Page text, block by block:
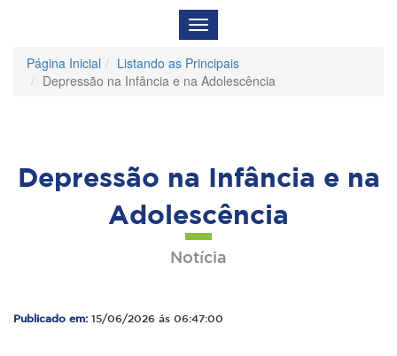
Menu
de
Navegação
Página Inicial
Listando as Principais
Depressão na Infância e na Adolescência
Depressão na Infância e na
Adolescência
Notícia
Publicado em: 15/06/2026 ás 06:47:00